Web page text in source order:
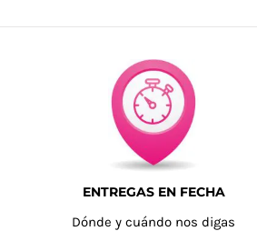
ENTREGAS EN FECHA
Dónde y cuándo nos digas